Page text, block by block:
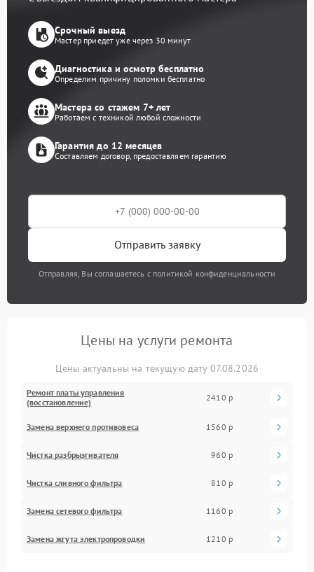
Срочный выезд
Мастер приедет уже через 30 минут
Диагностика и осмотр бесплатно
Определим причину поломки бесплатно
Мастера со стажем 7+ лет
Работаем с техникой любой сложности
Гарантия до 12 месяцев
Составляем договор, предоставляем гарантию
Отправить заявку
Отправляя, Вы соглашаетесь с политикой конфиденциальности
Цены на услуги ремонта
Цены актуальны на текущую дату 07.08.2026
Ремонт платы управления
(восстановление)
2410 р
Замена верхнего противовеса 1560 р
Чистка разбрызгивателя 960 р
Чистка сливного фильтра 810 р
Замена сетевого фильтра 1160 р
Замена жгута электропроводки 1210 р